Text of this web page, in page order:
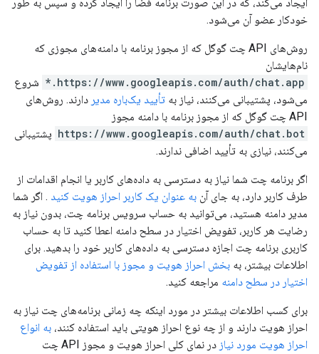
خودکار عضو آن می‌شود.
روش‌های API چت گوگل که از مجوز برنامه با دامنه‌های مجوزی که
نام‌هایشان
https://www.googleapis.com/auth/chat.app.*
شروع
می‌شود، پشتیبانی می‌کنند، نیاز به تأیید یک‌باره مدیر دارند. روش‌های
API چت گوگل که از مجوز برنامه با دامنه مجوز
https://www.googleapis.com/auth/chat.bot پشتیبانی
می‌کنند، نیازی به تأیید اضافی ندارند.
اگر برنامه چت شما نیاز به دسترسی به داده‌های کاربر یا انجام اقدامات از
طرف کاربر دارد، به جای آن به عنوان یک کاربر احراز هویت کنید . اگر شما
مدیر دامنه هستید، می‌توانید به حساب سرویس برنامه چت، بدون نیاز به
رضایت هر کاربر، تفویض اختیار در سطح دامنه اعطا کنید تا به حساب
کاربری برنامه چت اجازه دسترسی به داده‌های کاربر خود را بدهید. برای
اطلاعات بیشتر، به بخش احراز هویت و مجوز با استفاده از تفویض
اختیار در سطح دامنه مراجعه کنید.
برای کسب اطلاعات بیشتر در مورد اینکه چه زمانی برنامه‌های چت نیاز به
احراز هویت دارند و از چه نوع احراز هویتی باید استفاده کنند، به انواع
احراز هویت مورد نیاز
در نمای کلی احراز هویت و مجوز API چت